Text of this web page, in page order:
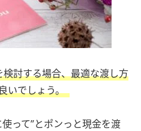
討する場合、最適な渡し方
いでしょう。
って”とポンっと現金を渡